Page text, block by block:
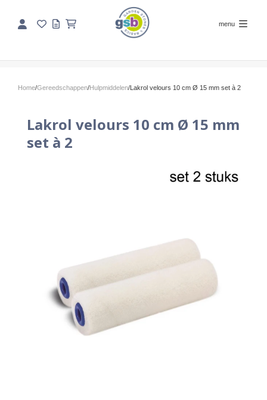
menu
Home/Gereedschappen/Hulpmiddelen/Lakrol velours 10 cm Ø 15 mm set à 2
Lakrol velours 10 cm Ø 15 mm
set à 2